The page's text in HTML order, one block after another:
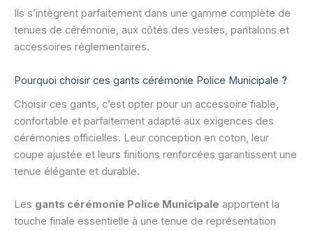
Ils s’intègrent parfaitement dans une gamme complète de
tenues de cérémonie, aux côtés des vestes, pantalons et
accessoires réglementaires.
Pourquoi choisir ces gants cérémonie Police Municipale ?
Choisir ces gants, c’est opter pour un accessoire fiable,
confortable et parfaitement adapté aux exigences des
cérémonies officielles. Leur conception en coton, leur
coupe ajustée et leurs finitions renforcées garantissent une
tenue élégante et durable.
Les gants cérémonie Police Municipale apportent la
touche finale essentielle à une tenue de représentation